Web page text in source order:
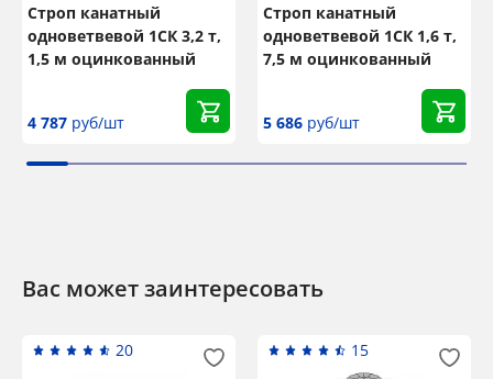
Строп канатный
одноветвевой 1СК 3,2 т,
1,5 м оцинкованный
4 787 руб/шт
Строп канатный
одноветвевой 1СК 1,6 т,
7,5 м оцинкованный
5 686 руб/шт
Вас может заинтересовать
20 15